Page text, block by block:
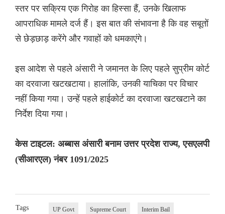
स्तर पर सक्रिय एक गिरोह का हिस्सा हैं, उनके खिलाफ
आपराधिक मामले दर्ज हैं। इस बात की संभावना है कि वह सबूतों
से छेड़छाड़ करेंगे और गवाहों को धमकाएंगे।
इस आदेश से पहले अंसारी ने जमानत के लिए पहले सुप्रीम कोर्ट
का दरवाजा खटखटाया। हालांकि, उनकी याचिका पर विचार
नहीं किया गया। उन्हें पहले हाईकोर्ट का दरवाजा खटखटाने का
निर्देश दिया गया।
केस टाइटल: अब्बास अंसारी बनाम उत्तर प्रदेश राज्य, एसएलपी
(सीआरएल) नंबर 1091/2025
Tags UP Govt Supreme Court Interim Bail